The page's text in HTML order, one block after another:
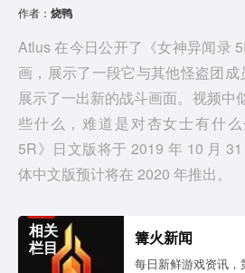
e
o
作者： 烧鸭
Atlus 在今日公开了《女神异闻录
画，展示了一段它与其他怪盗团
展示了一出新的战斗画面。视频中
些什么，难道是对杏女士有什
5R》日文版将于 2019 年 10 月
体中文版预计将在 2020 年推出。
相关
栏目
篝火新闻
每日新鲜游戏资讯，